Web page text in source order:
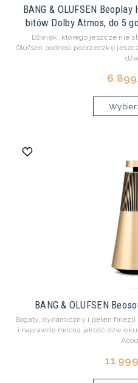
BANG & OLUFSEN
bitów Dolby Atmos, do 5
Dźwięk, którego jeszcze nie
Olufsen podnosi poprzeczkę
6
BANG & OLUFSEN
Bogaty, dynamiczny i pełen
i naprawdę mocną jakość
11